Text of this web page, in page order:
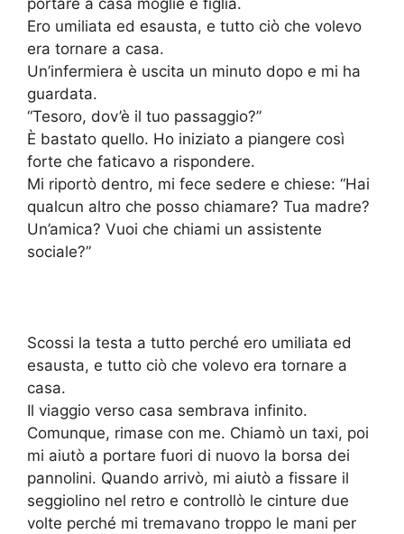
portare a casa moglie e figlia.
Ero umiliata ed esausta, e tutto ciò che volevo
era tornare a casa.
Un’infermiera è uscita un minuto dopo e mi ha
guardata.
“Tesoro, dov’è il tuo passaggio?”
È bastato quello. Ho iniziato a piangere così
forte che faticavo a rispondere.
Mi riportò dentro, mi fece sedere e chiese: “Hai
qualcun altro che posso chiamare? Tua madre?
Un’amica? Vuoi che chiami un assistente
sociale?”
Scossi la testa a tutto perché ero umiliata ed
esausta, e tutto ciò che volevo era tornare a
casa.
Il viaggio verso casa sembrava infinito.
Comunque, rimase con me. Chiamò un taxi, poi
mi aiutò a portare fuori di nuovo la borsa dei
pannolini. Quando arrivò, mi aiutò a fissare il
seggiolino nel retro e controllò le cinture due
volte perché mi tremavano troppo le mani per